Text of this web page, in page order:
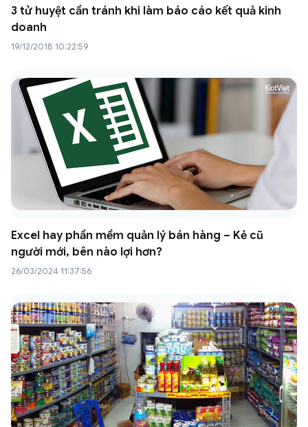
3 tử huyệt cần tránh khi làm báo cáo kết quả kinh
doanh
19/12/2018 10:22:59
Excel hay phần mềm quản lý bán hàng – Kẻ cũ
người mới, bên nào lợi hơn?
26/03/2024 11:37:56